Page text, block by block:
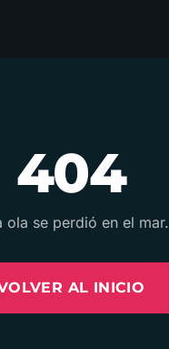
404
ola se perdió en el mar.
AL INICIO